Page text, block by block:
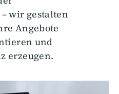
wir gestalten
Angebote
und
erzeugen.